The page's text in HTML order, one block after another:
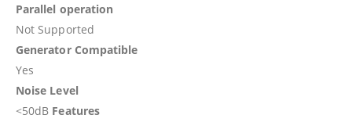
Parallel operation
Not Supported
Generator Compatible
Yes
Noise Level
<50dB Features